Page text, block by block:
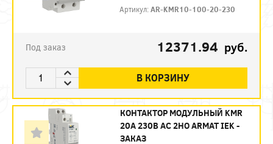
Артикул:AR-KMR10-100-20-230
Под заказ 12371.94 руб.
В КОРЗИНУ
КОНТАКТОР МОДУЛЬНЫЙ KMR
20А 230В AC 2НО ARMAT IEK -
ЗАКАЗ